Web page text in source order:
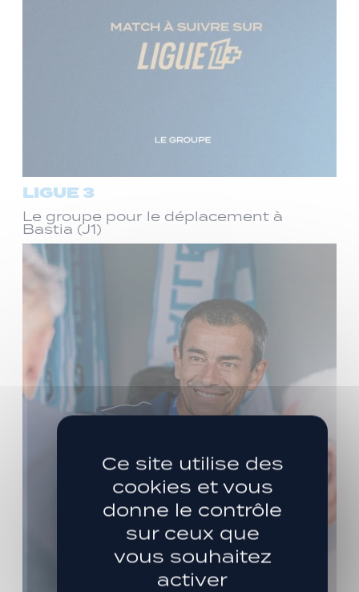
LIGUE 3
Le groupe pour le déplacement à
Bastia (J1)
Ce site utilise des
cookies et vous
donne le contrôle
sur ceux que
vous souhaitez
activer